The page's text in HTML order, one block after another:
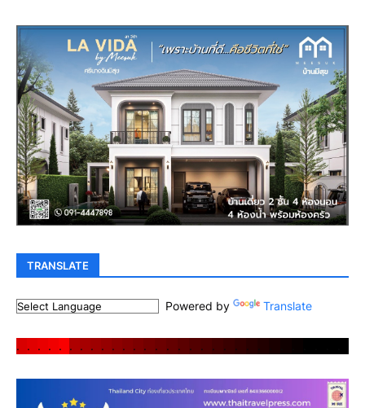
TRANSLATE
Powered by Translate
. . . . . . . . . . . . . . . . . . . .